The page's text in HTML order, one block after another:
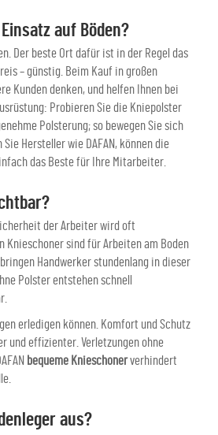
auf Böden?
Der beste Ort dafür ist in der Regel das
– günstig. Beim Kauf in großen
Kunden denken, und helfen Ihnen bei
Probieren Sie die Kniepolster
Polsterung; so bewegen Sie sich
Hersteller wie DAFAN, können die
das Beste für Ihre Mitarbeiter.
der Arbeiter wird oft
Knieschoner sind für Arbeiten am Boden
Handwerker stundenlang in dieser
Polster entstehen schnell
erledigen können. Komfort und Schutz
und effizienter. Verletzungen ohne
bequeme Knieschonerverhindert
aus?